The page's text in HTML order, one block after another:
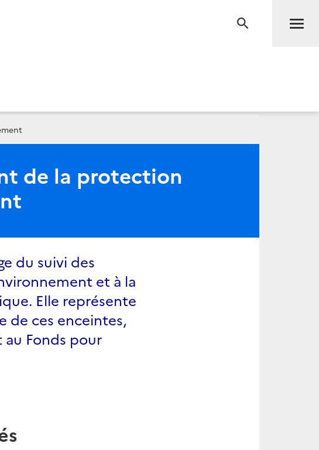
RECHERCHE
de la protection
du suivi des
et à la
Elle représente
de ces enceintes,
Fonds pour